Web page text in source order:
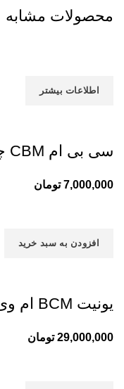
محصولات مشابه
اطلاعات بیشتر
سی بی ام CBM چهار فیش کروز
7,000,000 تومان
افزودن به سبد خرید
یونیت BCM ام وی ام 530 چری
29,000,000 تومان